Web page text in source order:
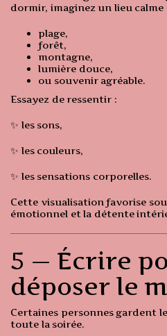
dormir, imaginez un lieu calme
plage,
forêt,
montagne,
lumière douce,
ou souvenir agréable.
Essayez de ressentir :
✨ les sons,
✨ les couleurs,
✨ les sensations corporelles.
Cette visualisation favorise
émotionnel et la détente
5 — Écrire
déposer le
Certaines personnes gardent
toute la soirée.